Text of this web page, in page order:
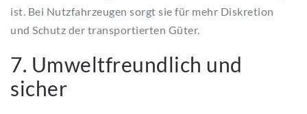
ist. Bei Nutzfahrzeugen sorgt sie für mehr Diskretion
und Schutz der transportierten Güter.
7. Umweltfreundlich und
sicher